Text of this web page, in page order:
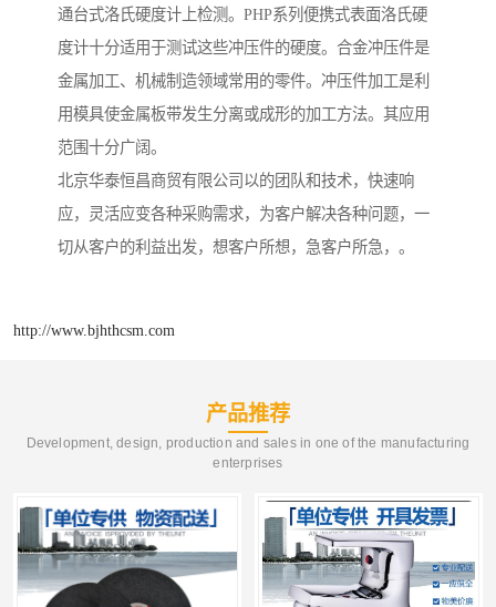
通台式洛氏硬度计上检测。PHP系列便携式表面洛氏硬
度计十分适用于测试这些冲压件的硬度。合金冲压件是
金属加工、机械制造领域常用的零件。冲压件加工是利
用模具使金属板带发生分离或成形的加工方法。其应用
范围十分广阔。
北京华泰恒昌商贸有限公司以的团队和技术，快速响
应，灵活应变各种采购需求，为客户解决各种问题，一
切从客户的利益出发，想客户所想，急客户所急，。
http://www.bjhthcsm.com
产品推荐
Development, design, production and sales in one of the manufacturing
enterprises